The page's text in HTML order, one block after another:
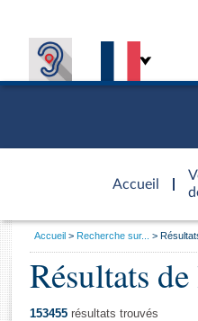
Accueil
d'accueil
Général
Vous
Accueil Recherche sur...
Résultats
153455 résultats trouvés